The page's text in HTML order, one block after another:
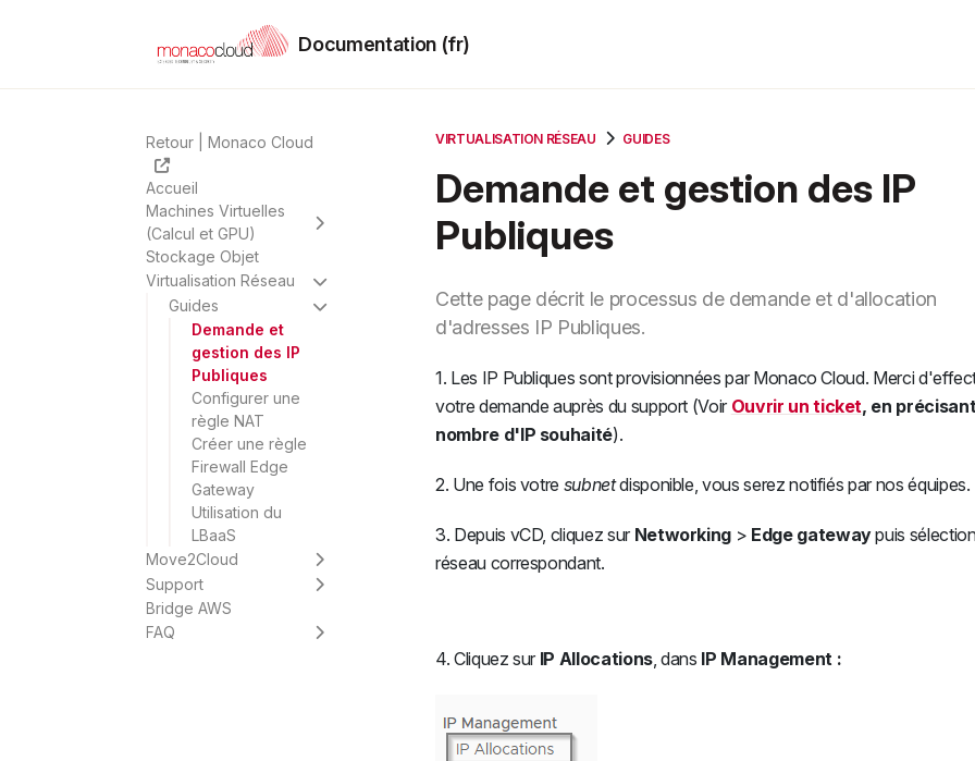
Documentation (fr)
Retour | Monaco Cloud
Accueil
Machines Virtuelles
(Calcul et GPU)
Stockage Objet
Virtualisation Réseau
Guides
Demande et
gestion des IP
Publiques
Configurer une
règle NAT
Créer une règle
Firewall Edge
Gateway
Utilisation du
LBaaS
Move2Cloud
Support
Bridge AWS
FAQ
VIRTUALISATION RÉSEAU GUIDES
Demande et gestion des IP
Publiques
Cette page décrit le processus de demande et d'allocation
d'adresses IP Publiques.
1. Les IP Publiques sont provisionnées par Monaco Cloud. Merci
votre demande auprès du support (Voir Ouvrir un ticket, en
nombre d'IP souhaité).
2. Une fois votre subnetdisponible, vous serez notifiés par nos équipes.
3. Depuis vCD, cliquez sur Networking > Edge gatewaypuis
réseau correspondant.
4. Cliquez sur IP Allocations, dans IP Management :